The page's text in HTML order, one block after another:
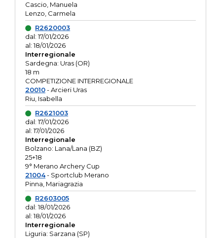
Cascio, Manuela
Lenzo, Carmela
R2620003
dal: 17/01/2026
al: 18/01/2026
Interregionale
Sardegna: Uras (OR)
18 m
COMPETIZIONE INTERREGIONALE
20010- Arcieri Uras
Riu, Isabella
R2621003
dal: 17/01/2026
al: 17/01/2026
Interregionale
Bolzano: Lana/Lana (BZ)
25+18
9° Merano Archery Cup
21004- Sportclub Merano
Pinna, Mariagrazia
R2603005
dal: 18/01/2026
al: 18/01/2026
Interregionale
Liguria: Sarzana (SP)